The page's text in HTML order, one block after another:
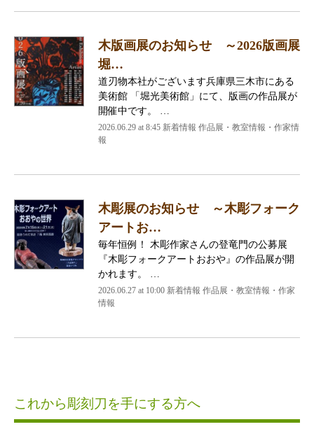
木版画展のお知らせ ～2026版画展
堀…
道刃物本社がございます兵庫県三木市にある
美術館 「堀光美術館」にて、版画の作品展が
開催中です。 …
2026.06.29 at 8:45 新着情報 作品展・教室情報・作家情
報
木彫展のお知らせ ～木彫フォーク
アートお…
毎年恒例！ 木彫作家さんの登竜門の公募展
『木彫フォークアートおおや』の作品展が開
かれます。 …
2026.06.27 at 10:00 新着情報 作品展・教室情報・作家
情報
これから彫刻刀を手にする方へ